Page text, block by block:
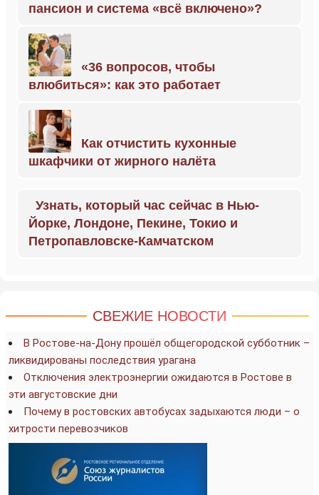
пансион и система «всё включено»?
«36 вопросов, чтобы
влюбиться»: как это работает
Как отчистить кухонные
шкафчики от жирного налёта
Узнать, который час сейчас в Нью-
Йорке, Лондоне, Пекине, Токио и
Петропавловске-Камчатском
СВЕЖИЕ НОВОСТИ
В Ростове-на-Дону прошёл общегородской субботник –
ликвидированы последствия урагана
Отключения электроэнергии ожидаются в Ростове в
эти августовские дни
Почему в ростовских автобусах задыхаются люди – о
хитрости перевозчиков